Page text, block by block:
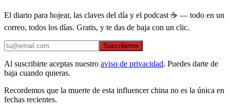
El diario para hojear, las claves del día y el podcast ☕ — todo en un
correo, todos los días. Gratis, y te das de baja con un clic.
Suscribirme
Al suscribirte aceptas nuestro aviso de privacidad. Puedes darte de
baja cuando quieras.
Recordemos que la muerte de esta influencer china no es la única en
fechas recientes.